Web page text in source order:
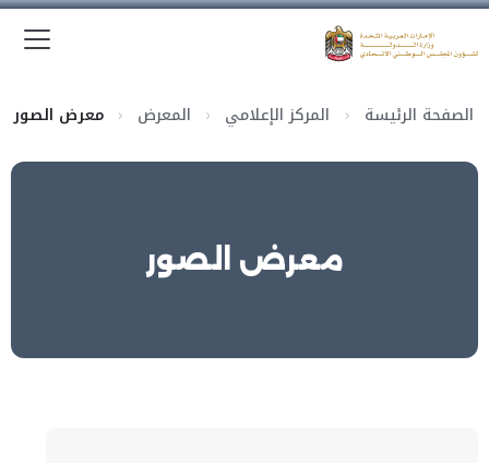
الصفحة الرئيسة المركز الإعلامي المعرض معرض الصور
معرض الصور